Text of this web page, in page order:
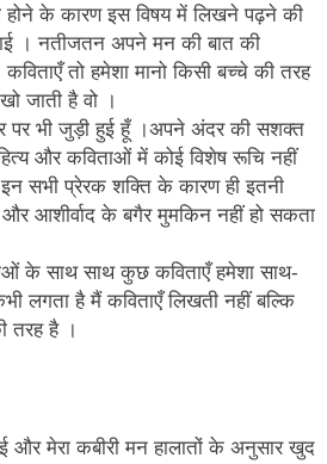
होने के कारण इस विषय में लिखने पढ़ने की
। नतीजतन अपने मन की बात की
तो हमेशा मानो किसी बच्चे की तरह
जाती है वो ।
पर भी जुड़ी हुई हूँ ।अपने अंदर की सशक्त
और कविताओं में कोई विशेष रूचि नहीं
सभी प्रेरक शक्ति के कारण ही इतनी
आशीर्वाद के बगैर मुमकिन नहीं हो सकता
के साथ साथ कुछ कविताएँ हमेशा साथ-
है मैं कविताएँ लिखती नहीं बल्कि
तरह है ।
और मेरा कबीरी मन हालातों के अनुसार खुद